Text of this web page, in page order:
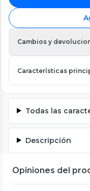
Cambios y
Características
Todas las
Descripción
Opiniones del